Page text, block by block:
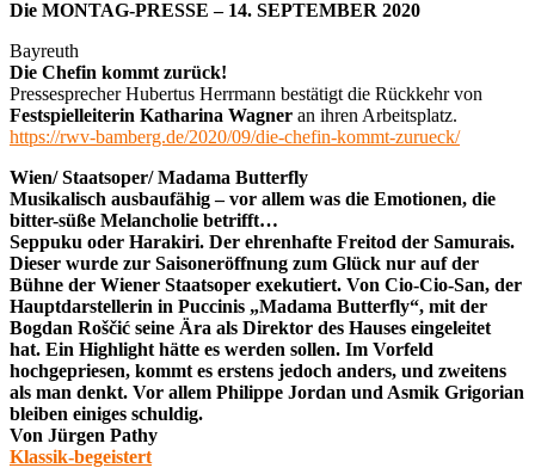
Die MONTAG-PRESSE – 14. SEPTEMBER 2020
Bayreuth
Die Chefin kommt zurück!
Pressesprecher Hubertus Herrmann bestätigt die Rückkehr von
Festspielleiterin Katharina Wagner an ihren Arbeitsplatz.
https://rwv-bamberg.de/2020/09/die-chefin-kommt-zurueck/
Wien/ Staatsoper/ Madama Butterfly
Musikalisch ausbaufähig – vor allem was die Emotionen, die
bitter-süße Melancholie betrifft…
Seppuku oder Harakiri. Der ehrenhafte Freitod der Samurais.
Dieser wurde zur Saisoneröffnung zum Glück nur auf der
Bühne der Wiener Staatsoper exekutiert. Von Cio-Cio-San, der
Hauptdarstellerin in Puccinis „Madama Butterfly“, mit der
Bogdan Roščić seine Ära als Direktor des Hauses eingeleitet
hat. Ein Highlight hätte es werden sollen. Im Vorfeld
hochgepriesen, kommt es erstens jedoch anders, und zweitens
als man denkt. Vor allem Philippe Jordan und Asmik Grigorian
bleiben einiges schuldig.
Von Jürgen Pathy
Klassik-begeistert